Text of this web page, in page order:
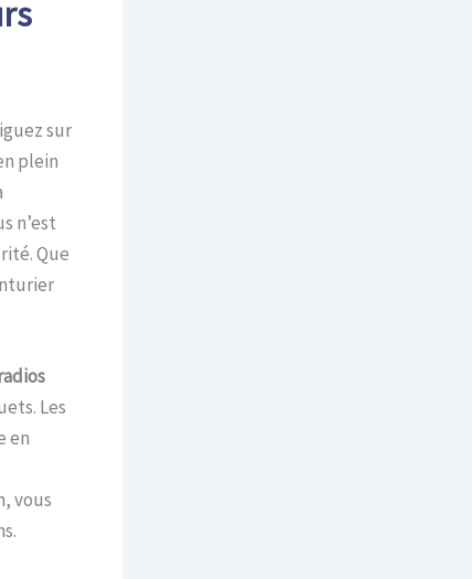
sur
plein
n’est
Que
Les
en
vous